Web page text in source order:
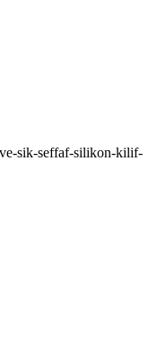
sik-seffaf-silikon-kilif-